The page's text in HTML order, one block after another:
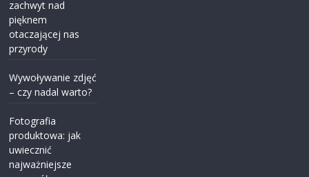
zachwyt nad
pięknem
otaczającej nas
przyrody
Wywoływanie zdjęć
– czy nadal warto?
Fotografia
produktowa: jak
uwiecznić
najważniejsze